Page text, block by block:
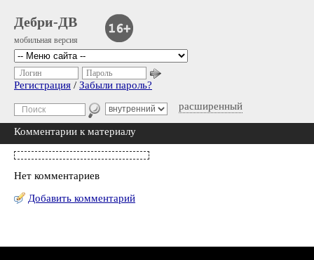
Дебри-ДВ
мобильная версия
расширенный
Логин Пароль
Регистрация / Забыли пароль?
Комментарии к материалу
Нет комментариев
Добавить комментарий